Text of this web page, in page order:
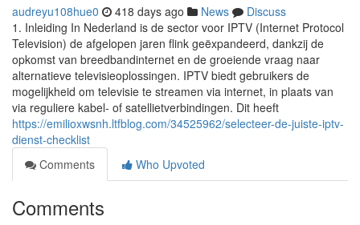
audreyu108hue0 418 days ago News
Discuss
1. Inleiding In Nederland is de sector voor IPTV (Internet Protocol
Television) de afgelopen jaren flink geëxpandeerd, dankzij de
opkomst van breedbandinternet en de groeiende vraag naar
alternatieve televisieoplossingen. IPTV biedt gebruikers de
mogelijkheid om televisie te streamen via internet, in plaats van
via reguliere kabel- of satellietverbindingen. Dit heeft
https://emilioxwsnh.ltfblog.com/34525962/selecteer-de-juiste-iptv-
dienst-checklist
Comments
Who Upvoted
Comments